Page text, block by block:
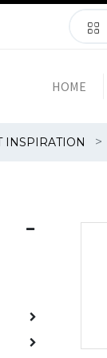
HOME
INSPIRATION